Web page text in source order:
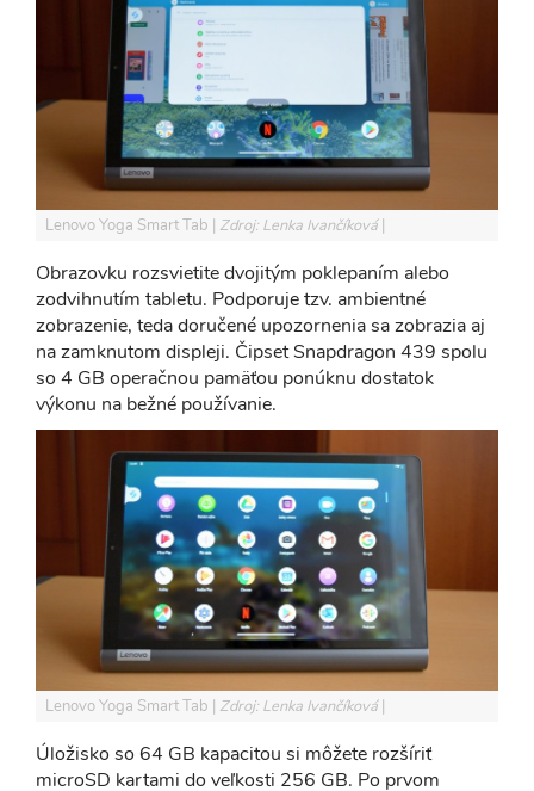
Lenovo Yoga Smart Tab Zdroj: Lenka Ivančíková
Obrazovku rozsvietite dvojitým poklepaním alebo
zodvihnutím tabletu. Podporuje tzv. ambientné
zobrazenie, teda doručené upozornenia sa zobrazia aj
na zamknutom displeji. Čipset Snapdragon 439 spolu
so 4 GB operačnou pamäťou ponúknu dostatok
výkonu na bežné používanie.
Lenovo Yoga Smart Tab Zdroj: Lenka Ivančíková
Úložisko so 64 GB kapacitou si môžete rozšíriť
microSD kartami do veľkosti 256 GB. Po prvom